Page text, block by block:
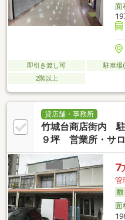
面
即引き渡し可 駐車場
2階以上
貸店舗・事務所
竹城台商店街内 駐
９坪 営業所・サ
7
管
面